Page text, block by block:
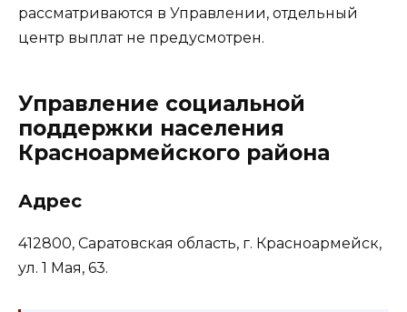
рассматриваются в Управлении, отдельный
центр выплат не предусмотрен.
Управление социальной
поддержки населения
Красноармейского района
Адрес
412800, Саратовская область, г. Красноармейск,
ул. 1 Мая, 63.